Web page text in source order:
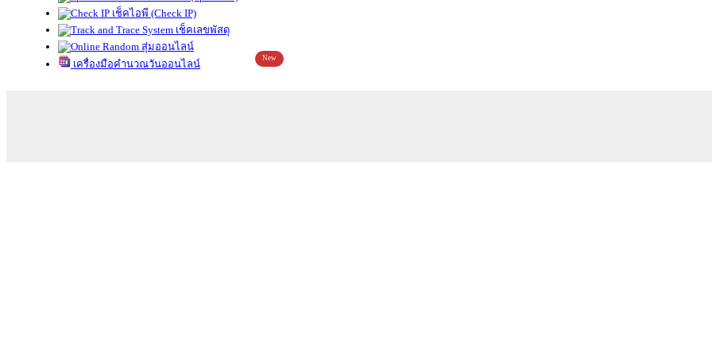
เช็คไอพี (Check IP)
เช็คเลขพัสดุ
สุ่มออนไลน์
เครื่องมือคำนวณวันออนไลน์
New